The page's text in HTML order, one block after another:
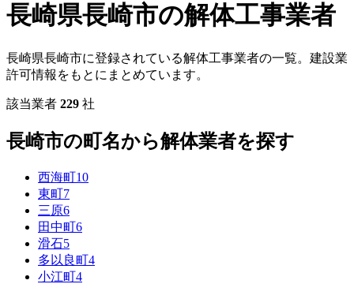
長崎県長崎市の解体工事業者
長崎県長崎市に登録されている解体工事業者の一覧。建設業
許可情報をもとにまとめています。
該当業者 229 社
長崎市の町名から解体業者を探す
西海町10
東町7
三原6
田中町6
滑石5
多以良町4
小江町4